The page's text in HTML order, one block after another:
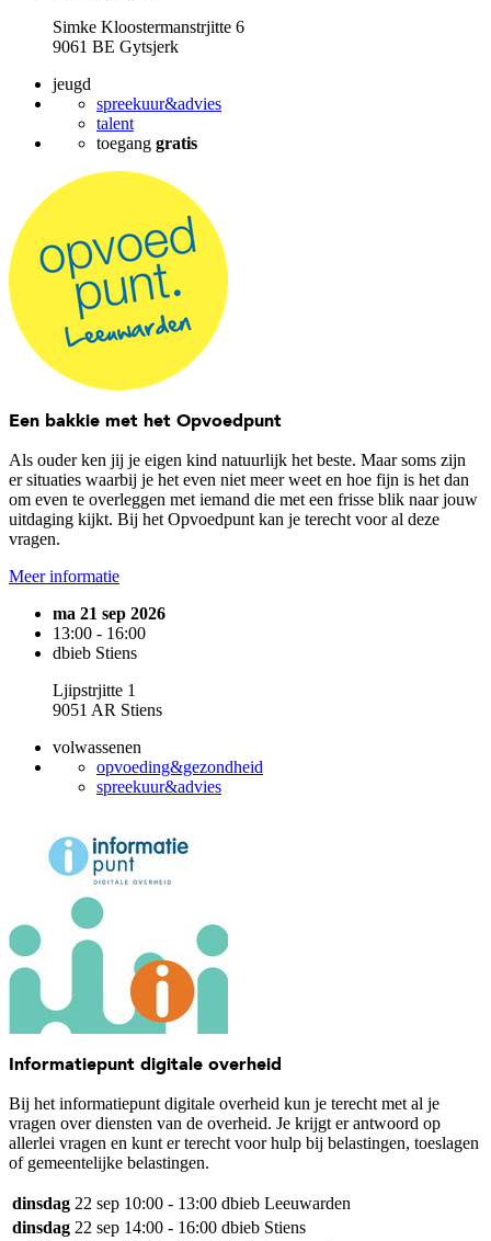
Simke Kloostermanstrjitte 6
9061 BE Gytsjerk
jeugd
spreekuur&advies
talent
toegang gratis
Een bakkie met het Opvoedpunt
Als ouder ken jij je eigen kind natuurlijk het beste. Maar soms zijn
er situaties waarbij je het even niet meer weet en hoe fijn is het dan
om even te overleggen met iemand die met een frisse blik naar jouw
uitdaging kijkt. Bij het Opvoedpunt kan je terecht voor al deze
vragen.
Meer informatie
ma 21 sep 2026
13:00 - 16:00
dbieb Stiens
Ljipstrjitte 1
9051 AR Stiens
volwassenen
opvoeding&gezondheid
spreekuur&advies
Informatiepunt digitale overheid
Bij het informatiepunt digitale overheid kun je terecht met al je
vragen over diensten van de overheid. Je krijgt er antwoord op
allerlei vragen en kunt er terecht voor hulp bij belastingen, toeslagen
of gemeentelijke belastingen.
dinsdag 22 sep 10:00 - 13:00 dbieb Leeuwarden
dinsdag 22 sep 14:00 - 16:00 dbieb Stiens